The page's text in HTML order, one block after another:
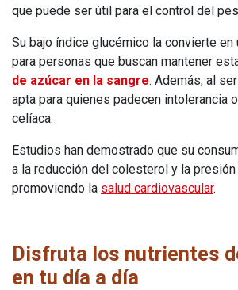
que puede ser útil para el control del
Su bajo índice glucémico la convierte en
para personas que buscan mantener
de azúcar en la sangre. Además, al
apta para quienes padecen intolerancia
celíaca.
Estudios han demostrado que su
a la reducción del colesterol y la presión
promoviendo la salud cardiovascular.
Disfruta los nutrientes
en tu día a día